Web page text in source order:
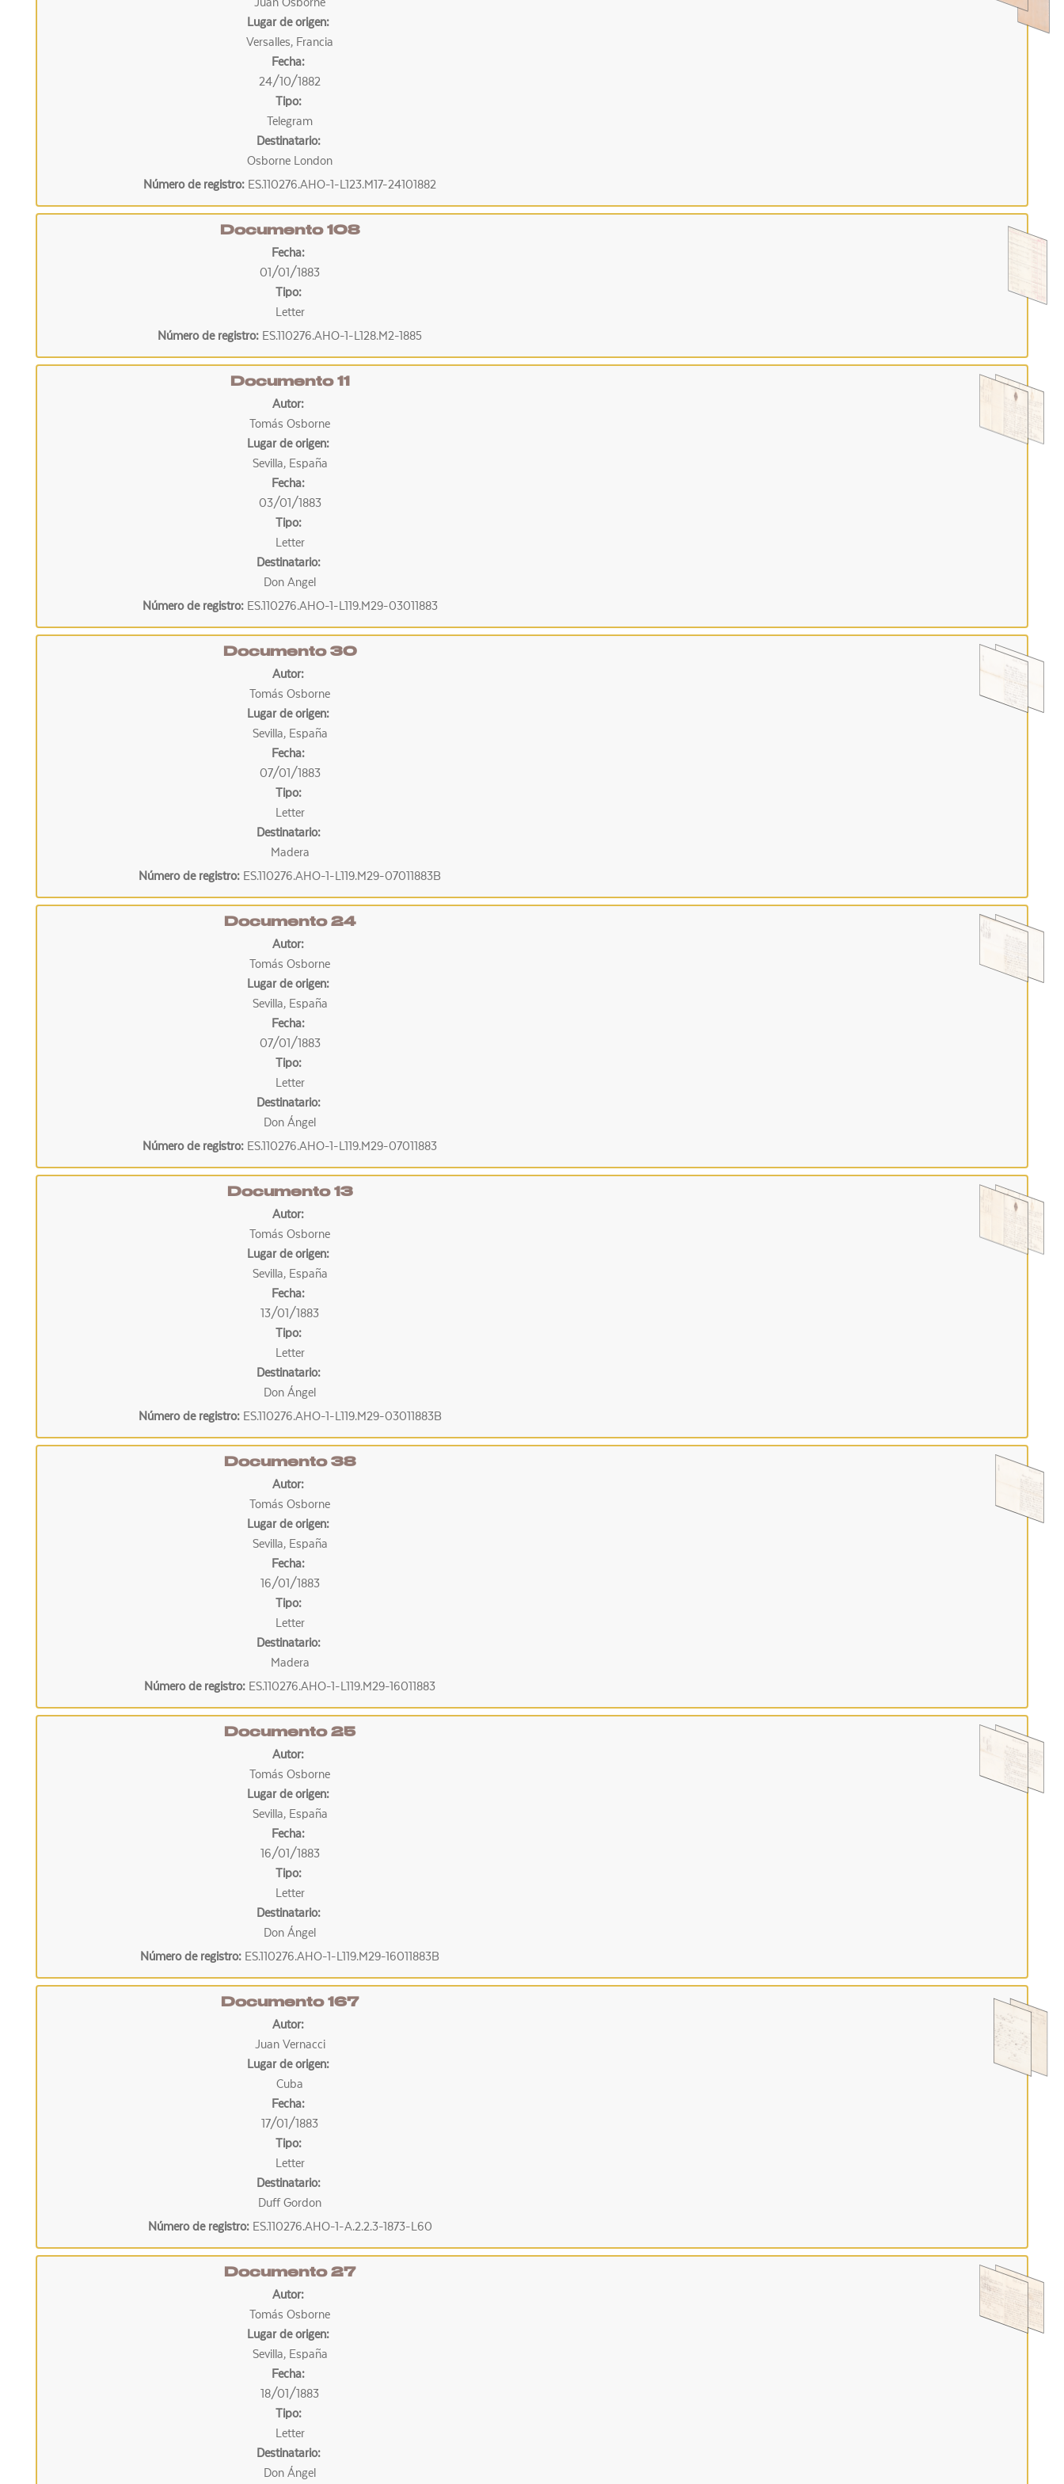
Lugar de origen:
Versalles, Francia
Fecha:
24/10/1882
Tipo:
Telegram
Destinatario:
Osborne London
Número de registro: ES.110276.AHO-1-L123.M17-24101882
Documento 108
Fecha:
01/01/1883
Tipo:
Letter
Número de registro: ES.110276.AHO-1-L128.M2-1885
Documento 11
Autor:
Tomás Osborne
Lugar de origen:
Sevilla, España
Fecha:
03/01/1883
Tipo:
Letter
Destinatario:
Don Angel
Número de registro: ES.110276.AHO-1-L119.M29-03011883
Documento 30
Autor:
Tomás Osborne
Lugar de origen:
Sevilla, España
Fecha:
07/01/1883
Tipo:
Letter
Destinatario:
Madera
Número de registro: ES.110276.AHO-1-L119.M29-07011883B
Documento 24
Autor:
Tomás Osborne
Lugar de origen:
Sevilla, España
Fecha:
07/01/1883
Tipo:
Letter
Destinatario:
Don Ángel
Número de registro: ES.110276.AHO-1-L119.M29-07011883
Documento 13
Autor:
Tomás Osborne
Lugar de origen:
Sevilla, España
Fecha:
13/01/1883
Tipo:
Letter
Destinatario:
Don Ángel
Número de registro: ES.110276.AHO-1-L119.M29-03011883B
Documento 38
Autor:
Tomás Osborne
Lugar de origen:
Sevilla, España
Fecha:
16/01/1883
Tipo:
Letter
Destinatario:
Madera
Número de registro: ES.110276.AHO-1-L119.M29-16011883
Documento 25
Autor:
Tomás Osborne
Lugar de origen:
Sevilla, España
Fecha:
16/01/1883
Tipo:
Letter
Destinatario:
Don Ángel
Número de registro: ES.110276.AHO-1-L119.M29-16011883B
Documento 167
Autor:
Juan Vernacci
Lugar de origen:
Cuba
Fecha:
17/01/1883
Tipo:
Letter
Destinatario:
Duff Gordon
Número de registro: ES.110276.AHO-1-A.2.2.3-1873-L60
Documento 27
Autor:
Tomás Osborne
Lugar de origen:
Sevilla, España
Fecha:
18/01/1883
Tipo:
Letter
Destinatario:
Don Ángel